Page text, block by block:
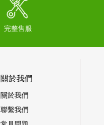
完整售服
關於我們
關於我們
聯繫我們